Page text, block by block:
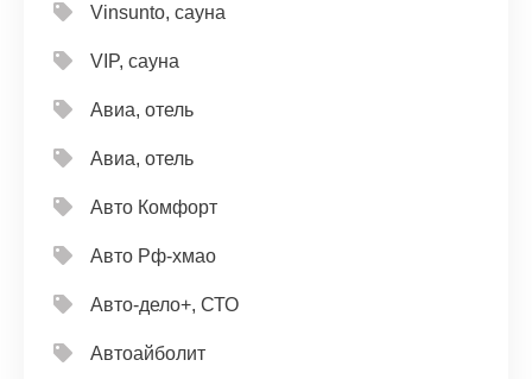
Vinsunto, сауна
VIP, сауна
Авиа, отель
Авиа, отель
Авто Комфорт
Авто Рф-хмао
Авто-дело+, СТО
Автоайболит